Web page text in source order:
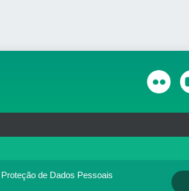
de Dados Pessoais
concorda com a política de monitoramento de
em ACEITO.